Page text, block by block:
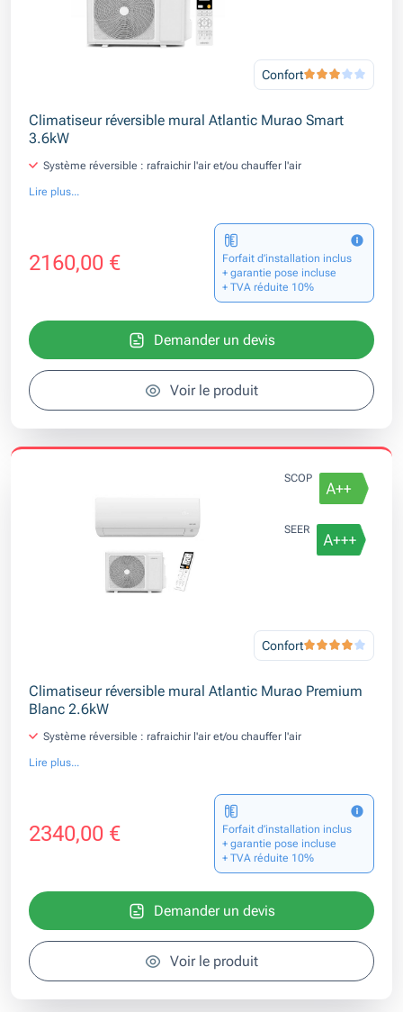
Confort
Climatiseur réversible mural Atlantic Murao Smart
3.6kW
Système réversible : rafraichir l'air et/ou chauffer l'air
Lire plus...
2160,00 €
Forfait d’installation inclus
+ garantie pose incluse
+ TVA réduite 10%
Demander un devis
Voir le produit
SCOP
SEER
Confort
Climatiseur réversible mural Atlantic Murao Premium
Blanc 2.6kW
Système réversible : rafraichir l'air et/ou chauffer l'air
Lire plus...
2340,00 €
Forfait d’installation inclus
+ garantie pose incluse
+ TVA réduite 10%
Demander un devis
Voir le produit